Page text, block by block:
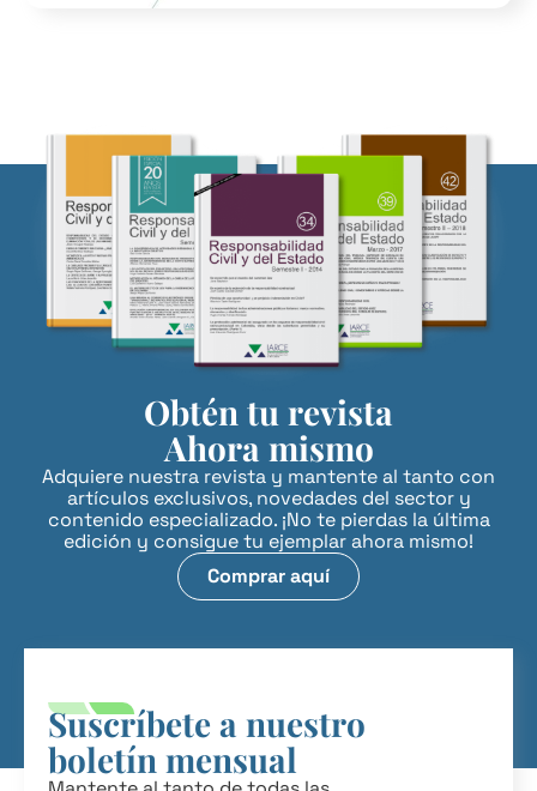
Obtén tu revista
Ahora mismo
Adquiere nuestra revista y mantente al tanto con
artículos exclusivos, novedades del sector y
contenido especializado. ¡No te pierdas la última
edición y consigue tu ejemplar ahora mismo!
Comprar aquí
Suscríbete a nuestro
boletín mensual